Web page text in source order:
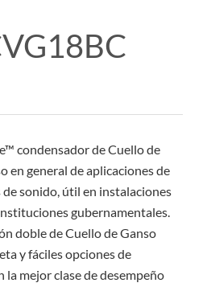
condensador de Cuello de
en general de aplicaciones de
sonido, útil en instalaciones
gubernamentales.
doble de Cuello de Ganso
y fáciles opciones de
la mejor clase de desempeño